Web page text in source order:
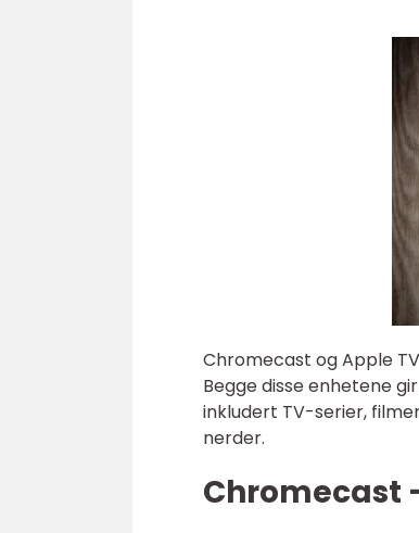
Chromecast og Apple
Begge disse enhetene
inkludert TV-serier,
nerder.
Chromecast